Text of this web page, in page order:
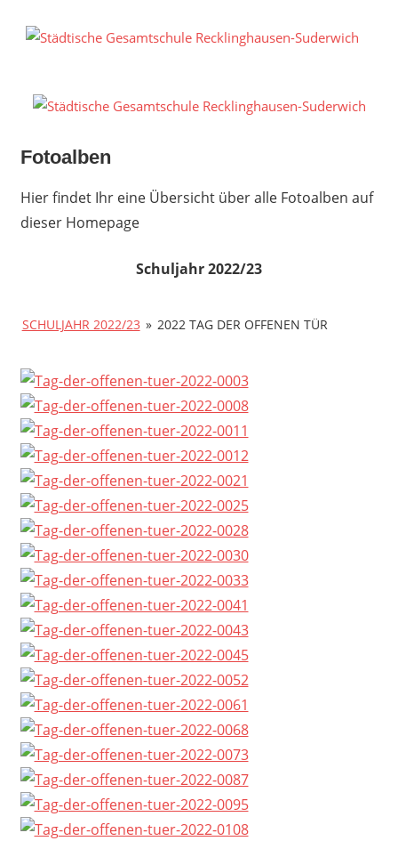
Inhalt
Fotoalben
Hier findet Ihr eine Übersicht über alle Fotoalben auf
dieser Homepage
Schuljahr 2022/23
SCHULJAHR 2022/23 » 2022 TAG DER OFFENEN TÜR